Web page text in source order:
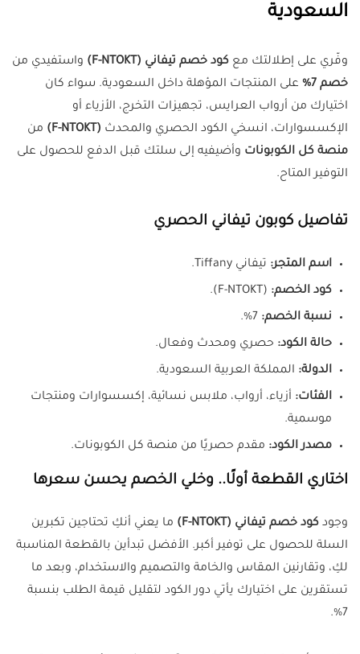
السعودية
وفّري على إطلالتك مع كود خصم تيفاني (F-NTOKT)
واستفيدي من
خصم 7%
على المنتجات المؤهلة داخل السعودية. سواء كان
اختيارك من أرواب العرايس، تجهيزات التخرج، الأزياء أو
الإكسسوارات، انسخي الكود الحصري والمحدث (F-NTOKT)
من
منصة كل الكوبونات وأضيفيه إلى سلتك قبل الدفع للحصول على
التوفير المتاح.
تفاصيل كوبون تيفاني الحصري
اسم المتجر: تيفاني Tiffany.
كود الخصم: (F-NTOKT).
نسبة الخصم:
حالة الكود: حصري ومحدث وفعال.
الدولة: المملكة العربية السعودية.
الفئات: أزياء، أرواب، ملابس نسائية، إكسسوارات ومنتجات
موسمية.
مصدر الكود: مقدم حصريًا من منصة كل الكوبونات.
اختاري القطعة أولًا.. وخلي الخصم يحسن سعرها
وجود كود خصم تيفاني (F-NTOKT)
ما يعني أنكِ تحتاجين تكبرين
السلة للحصول على توفير أكبر. الأفضل تبدأين بالقطعة المناسبة
لكِ، وتقارنين المقاس والخامة والتصميم والاستخدام، وبعد ما
تستقرين على اختيارك يأتي دور الكود لتقليل قيمة الطلب بنسبة
7%.